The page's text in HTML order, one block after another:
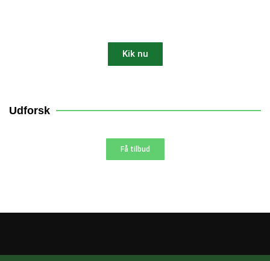
Kik nu
Udforsk
Få tilbud